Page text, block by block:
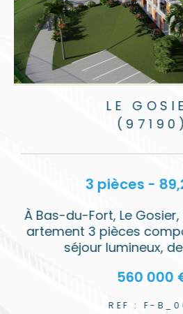
BAIE-
(97122)
3 pièces -
- Appartement 3 pièces
e "Bel Canto", Baie-
confort
302 500
REF : BC-